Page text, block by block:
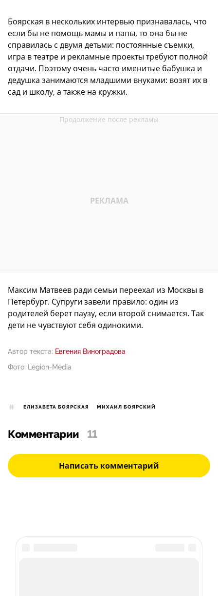
Боярская в нескольких интервью признавалась, что
если бы не помощь мамы и папы, то она бы не
справилась с двумя детьми: постоянные съемки,
игра в театре и рекламные проекты требуют полной
отдачи. Поэтому очень часто именитые бабушка и
дедушка занимаются младшими внуками: возят их в
сад и школу, а также на кружки.
Максим Матвеев ради семьи переехал из Москвы в
Петербург. Супруги завели правило: один из
родителей берет паузу, если второй снимается. Так
дети не чувствуют себя одинокими.
Автор текста: Евгения Виноградова
Фото: Legion-Media
ЕЛИЗАВЕТА БОЯРСКАЯ МИХАИЛ БОЯРСКИЙ
Комментарии 11
Написать комментарий